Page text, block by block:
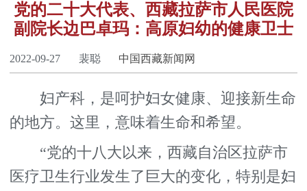
党的二十大代表、西藏拉萨市人民医院
副院长边巴卓玛：高原妇幼的健康卫士
2022-09-27 裴聪 中国西藏新闻网
妇产科，是呵护妇女健康、迎接新生命
的地方。这里，意味着生命和希望。
“党的十八大以来，西藏自治区拉萨市
医疗卫生行业发生了巨大的变化，特别是妇